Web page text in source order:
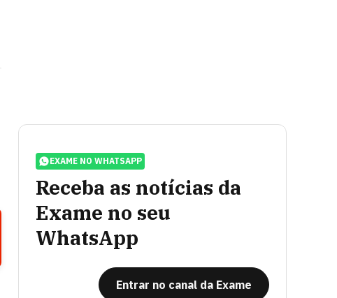
EXAME NO WHATSAPP
Receba as notícias da
Exame no seu
WhatsApp
Entrar no canal da Exame